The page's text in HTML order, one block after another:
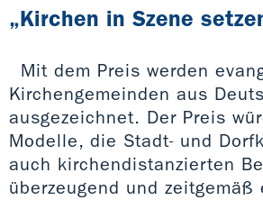
„Kirchen in Szene
Mit dem Preis werden
Kirchengemeinden aus
ausgezeichnet. Der Preis
Modelle, die Stadt- und
auch kirchendistanzierten
überzeugend und